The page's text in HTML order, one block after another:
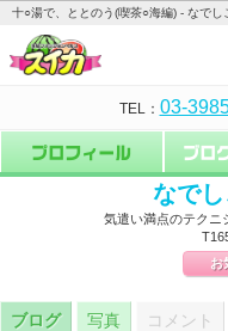
十○湯で、ととのう(喫茶○海編) - なでし
TEL： 03-
なでし
気遣い満点のテクニ
お
ブログ 写真 コメント